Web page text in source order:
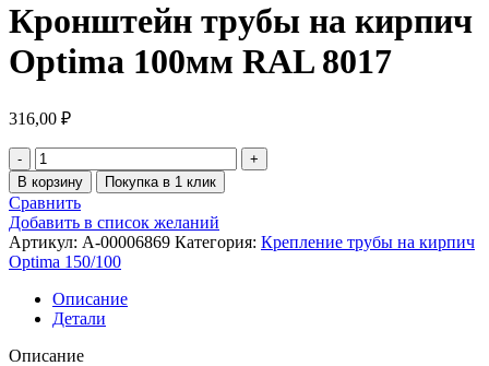
Кронштейн трубы на кирпич
Optima 100мм RAL 8017
316,00 ₽
В корзину Покупка в 1 клик
Сравнить
Добавить в список желаний
Артикул: A-00006869 Категория: Крепление трубы на кирпич
Optima 150/100
Описание
Детали
Описание